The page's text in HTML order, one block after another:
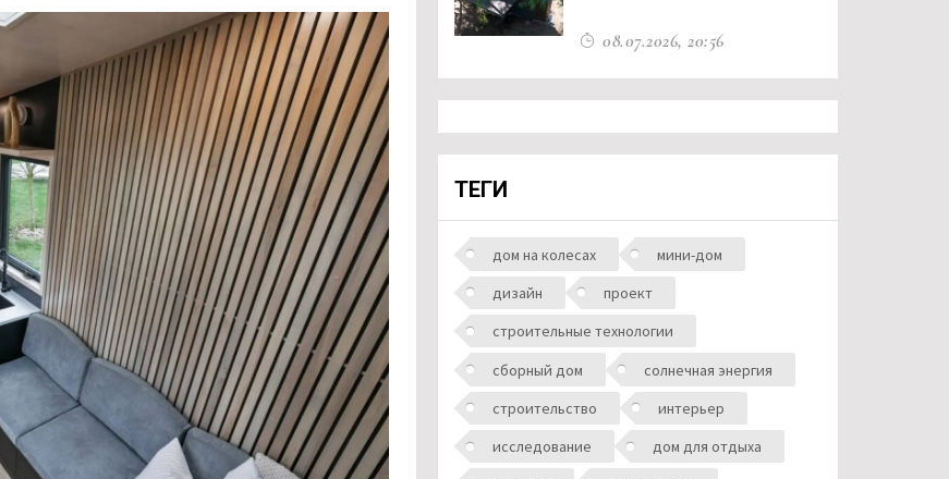
08.07.2026, 20:56
ТЕГИ
дом на колесах
мини-дом
дизайн
проект
строительные технологии
сборный дом
солнечная энергия
строительство
интерьер
исследование
дом для отдыха